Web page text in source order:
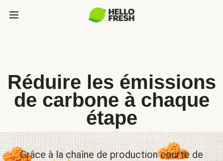
Réduire les émissions
de carbone à chaque
étape
Grâce à la chaîne de production courte de